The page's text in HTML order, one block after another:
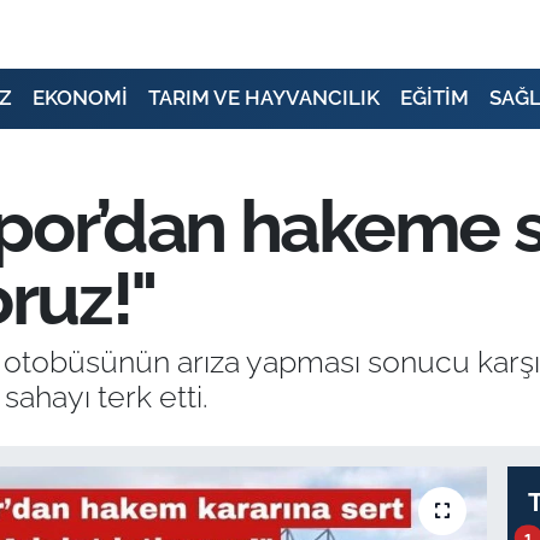
EKONOMİ TARIM VE HAYVANCILIK EĞİTİM
hakeme
arıza yapması sonucu
terk etti.